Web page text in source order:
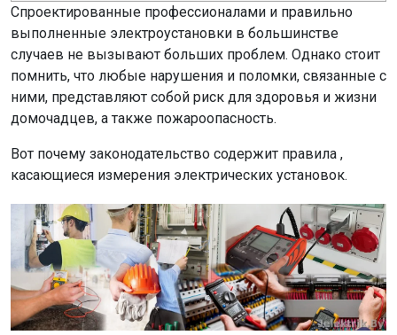
Спроектированные профессионалами и правильно
выполненные электроустановки в большинстве
случаев не вызывают больших проблем. Однако стоит
помнить, что любые нарушения и поломки, связанные с
ними, представляют собой риск для здоровья и жизни
домочадцев, а также пожароопасность.
Вот почему законодательство содержит правила ,
касающиеся измерения электрических установок.